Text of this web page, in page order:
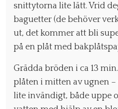
snittytorna lite lätt. Vrid
baguetter (de behöver
ut, det kommer att bli
på en plåt med
Grädda bröden i ca 13
plåten i mitten av ugnen
lite invändigt, både uppe